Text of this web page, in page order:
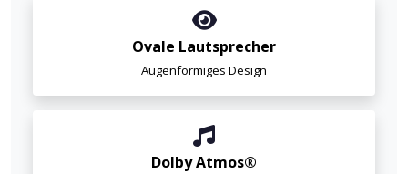
Ovale Lautsprecher
Augenförmiges Design
Dolby Atmos®